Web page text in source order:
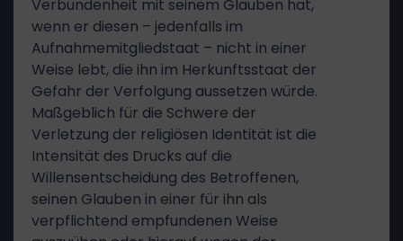
Verbundenheit mit seinem Glauben hat,
wenn er diesen – jedenfalls im
Aufnahmemitgliedstaat – nicht in einer
Weise lebt, die ihn im Herkunftsstaat der
Gefahr der Verfolgung aussetzen würde.
Maßgeblich für die Schwere der
Verletzung der religiösen Identität ist die
Intensität des Drucks auf die
Willensentscheidung des Betroffenen,
seinen Glauben in einer für ihn als
verpflichtend empfundenen Weise